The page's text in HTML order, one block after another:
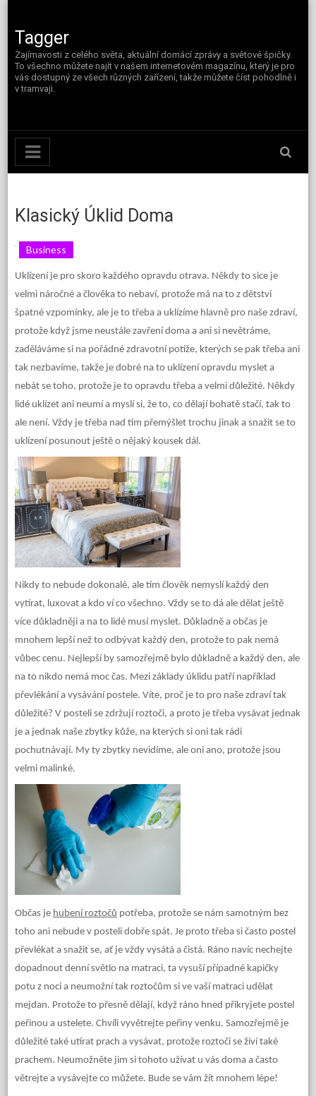
content
Tagger
Zajímavosti z celého světa, aktuální domácí zprávy a světové špičky.
To všechno můžete najít v našem internetovém magazínu, který je pro
vás dostupný ze všech různých zařízení, takže můžete číst pohodlně i
v tramvaji.
Klasický Úklid Doma
Business
Uklízení je pro skoro každého opravdu otrava. Někdy to sice je
velmi náročné a člověka to nebaví, protože má na to z dětství
špatné vzpomínky, ale je to třeba a uklízíme hlavně pro naše zdraví,
protože když jsme neustále zavření doma a ani si nevětráme,
zaděláváme si na pořádné zdravotní potíže, kterých se pak třeba ani
tak nezbavíme, takže je dobré na to uklízení opravdu myslet a
nebát se toho, protože je to opravdu třeba a velmi důležité. Někdy
lidé uklízet ani neumí a myslí si, že to, co dělají bohatě stačí, tak to
ale není. Vždy je třeba nad tím přemýšlet trochu jinak a snažit se to
uklízení posunout ještě o nějaký kousek dál.
Nikdy to nebude dokonalé, ale tím člověk nemyslí každý den
vytírat, luxovat a kdo ví co všechno. Vždy se to dá ale dělat ještě
více důkladněji a na to lidé musí myslet. Důkladně a občas je
mnohem lepší než to odbývat každý den, protože to pak nemá
vůbec cenu. Nejlepší by samozřejmě bylo důkladně a každý den, ale
na to nikdo nemá moc čas. Mezi základy úklidu patří například
převlékání a vysávání postele. Víte, proč je to pro naše zdraví tak
důležité? V posteli se zdržují roztoči, a proto je třeba vysávat jednak
je a jednak naše zbytky kůže, na kterých si oni tak rádi
pochutnávají. My ty zbytky nevidíme, ale oni ano, protože jsou
velmi malinké.
Občas je hubení roztočů potřeba, protože se nám samotným bez
toho ani nebude v posteli dobře spát. Je proto třeba si často postel
převlékat a snažit se, ať je vždy vysátá a čistá. Ráno navíc nechejte
dopadnout denní světlo na matraci, ta vysuší případné kapičky
potu z noci a neumožní tak roztočům si ve vaší matraci udělat
mejdan. Protože to přesně dělají, když ráno hned přikryjete postel
peřinou a ustelete. Chvíli vyvětrejte peřiny venku.Samozřejmě je
důležité také utírat prach a vysávat, protože roztoči se živí také
prachem. Neumožněte jim si tohoto užívat u vás doma a často
větrejte a vysávejte co můžete. Bude se vám žít mnohem lépe!